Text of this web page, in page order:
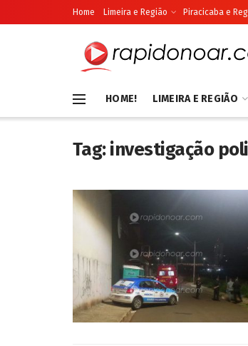
Home Limeira e Região Piracicaba e
HOME! LIMEIRA E REGIÃO
Tag:investigação